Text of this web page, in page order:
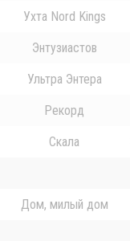
Ухта Nord Kings
Энтузиастов
Ультра Энтера
Рекорд
Скала
Дом, милый дом